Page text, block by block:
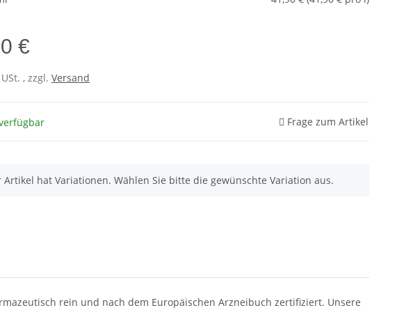
€
, zzgl. Versand
Frage zum Artikel
Artikel hat Variationen. Wählen Sie bitte die gewünschte Variation aus.
rein und nach dem Europäischen Arzneibuch zertifiziert. Unsere